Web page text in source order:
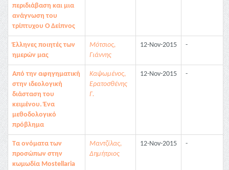
περιδιάβαση και μια
ανάγνωση του
τρίπτυχου Ο Δείπνος
Έλληνες ποιητές των
ημερών μας
Μότσιος,
Γιάννης
12-Nov-2015 -
Από την αφηγηματική
στην ιδεολογική
διάσταση του
κειμένου. Ένα
μεθοδολογικό
πρόβλημα
Καψωμένος,
Ερατοσθένης
Γ.
12-Nov-2015 -
Τα ονόματα των
προσώπων στην
κωμωδία Mostellaria
Μαντζίλας,
Δημήτριος
12-Nov-2015 -